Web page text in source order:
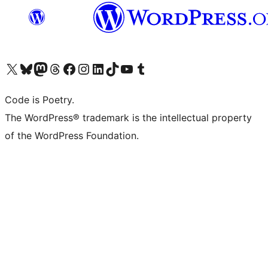
Navštivte náš účet na X (dříve Twitter)
Navštivte náš Bluesky účetNavštivte náš účet Mastodon
Navštivte náš Threads účetNavštivte naši stránku na Facebooku
Navštivte náš Instagram účetNavštivte náš LinkedIn účetNavštivte náš TikTok účetNavštivte náš YouTube kanálNavštivte náš Tumblr účet
Code is Poetry.
The WordPress® trademark is the intellectual property
of the WordPress Foundation.